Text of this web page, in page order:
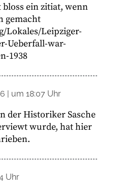
ein zitiat, wenn
gemacht
Lokales/Leipziger-
Ueberfall-war-
1938
| um 18:07 Uhr
der Historiker Sasche
wurde, hat hier
Uhr